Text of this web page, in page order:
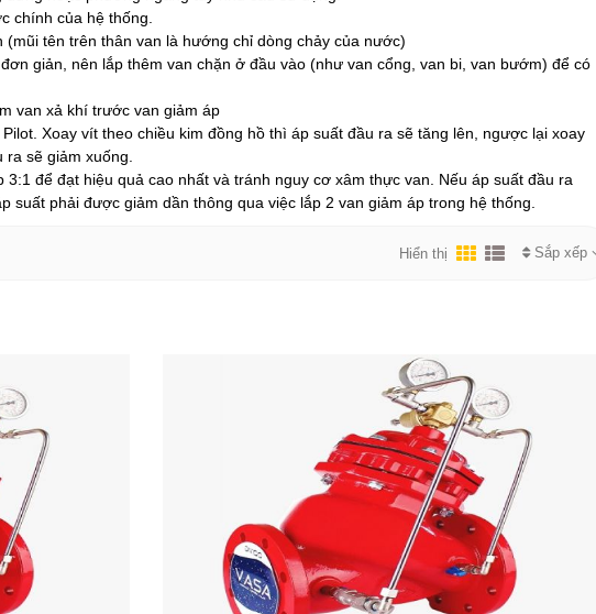
chính của hệ thống.
tên trên thân van là hướng chỉ dòng chảy của nước)
giản, nên lắp thêm van chặn ở đầu vào (như van cổng, van bi, van bướm) để có
van xả khí trước van giảm áp
Xoay vít theo chiều kim đồng hồ thì áp suất đầu ra sẽ tăng lên, ngược lại xoay
sẽ giảm xuống.
để đạt hiệu quả cao nhất và tránh nguy cơ xâm thực van. Nếu áp suất đầu ra
suất phải được giảm dần thông qua việc lắp 2 van giảm áp trong hệ thống.
Sắp xếp
Hiển thị